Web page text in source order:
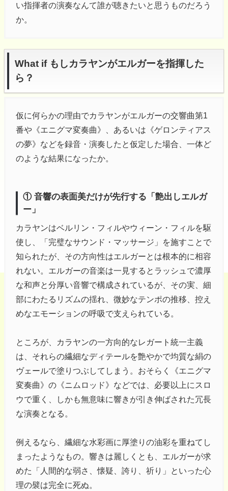
い指揮者の演奏なんて誰が聴きたいと思うものだろう
か。
What if もしカラヤンがエルガーを指揮した
ら？
仮に何らかの理由でカラヤンがエルガーの交響曲第1
番や《エニグマ変奏曲》、あるいは《ゲロンティアス
の夢》などを録音・演奏したと仮定した場合、一体ど
のような結果になったか。
① 音響の表面美だけが先行する「艶出しエルガ
ー」
カラヤンはベルリン・フィルやウィーン・フィルを駆
使し、「完璧なサウンド・マッサージ」を施すことで
知られたが、その方向性はエルガーとは根本的に相容
れない。エルガーの音楽は一見するとラッシュで濃厚
な和声と分厚い音響で構成されているが、その実、細
部にわたるリズムの揺れ、微妙なテンポの推移、控え
めなエモーションの呼吸で支えられている。
ところが、カラヤンの一方向的なレガート統一主義
は、それらの繊細なディテールを艶やかで均質な絹の
ヴェールで塗りつぶしてしまう。おそらく《エニグマ
変奏曲》の《ニムロッド》などでは、必要以上にスロ
ウで重く、しかも無意味に響きが引き伸ばされた冗長
な演奏となる。
例えるなら、繊細な水彩画に厚塗りの油彩を重ねてし
まったようなもの。響きは麗しくとも、エルガーが求
めた「人間的な弱さ、懐疑、誇り、祈り」といった心
理の襞は完全に死ぬ。